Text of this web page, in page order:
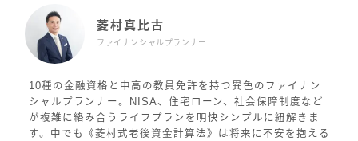
菱村真比古
ファイナンシャルプランナー
10種の金融資格と中高の教員免許を持つ異色のファイナン
シャルプランナー。NISA、住宅ローン、社会保障制度など
が複雑に絡み合うライフプランを明快シンプルに紐解きま
す。中でも《菱村式老後資金計算法》は将来に不安を抱える